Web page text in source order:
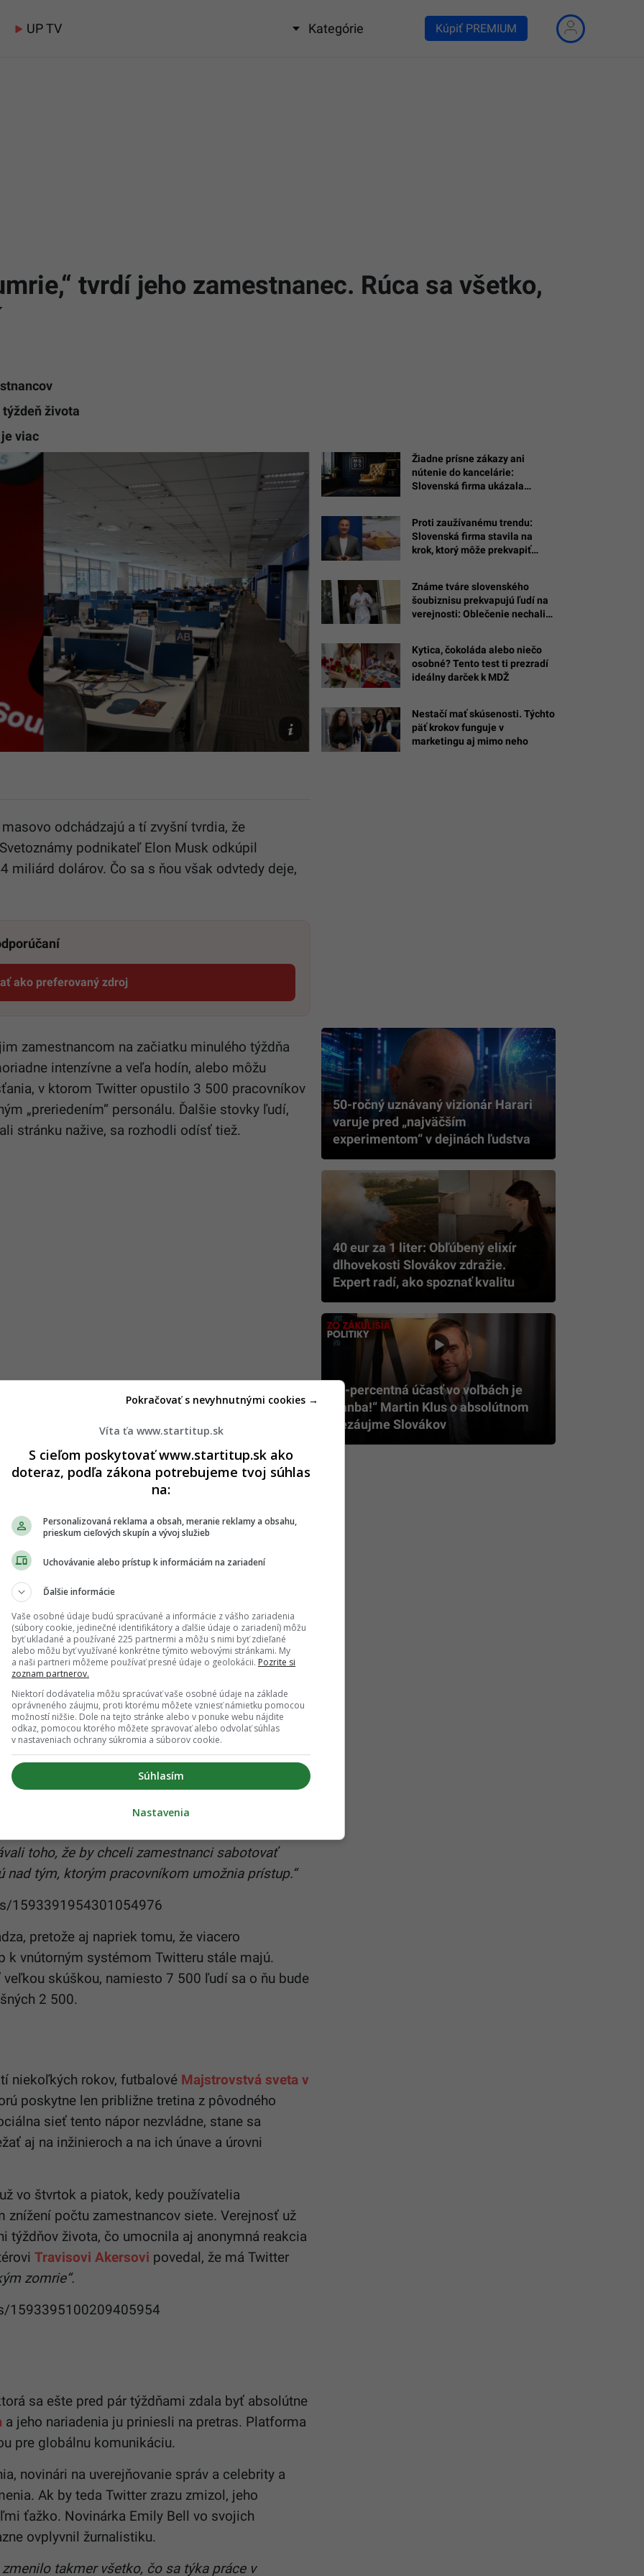
UP TV Kategórie Kúpiť PREMIUM
tvrdí jeho zamestnanec. Rúca sa všetko,
života
viac
Ilustračný
Unsplash/Brett
Unsplash/Eduardo
Alexandre
odchádzajú a tí zvyšní tvrdia, že
podnikateľ Elon Musk odkúpil
miliárd dolárov. Čo sa s ňou však odvtedy deje,
ako preferovaný zdroj
Startitup, odkaz sa otvorí v novom okne
zamestnancom na začiatku minulého týždňa
intenzívne a veľa hodín, alebo môžu
v ktorom Twitter opustilo 3 500 pracovníkov
„preriedením“ personálu. Ďalšie stovky ľudí,
stránku nažive, sa rozhodli odísť tiež.
miliardárov, Elon Musk sa v ňom v súčasnosti s
na prvom mieste. Majiteľ Twitteru sa
zaviesť rázne zmeny. Pokiaľ zamestnanci nemali
z kancelárie.
sa rozpadá Twitter: Zamestnanci sa vzbúrili,
výpovede originálnym spôsobom
sa kancelárie spoločnosti zatvorili, čím bolo
Novinka vyšla na povrch len pár dní pred
počas ktorých bola sociálna sieť počas
toho, že by chceli zamestnanci sabotovať
tým, ktorým pracovníkom umožnia prístup.“
1593391954301054976
pretože aj napriek tomu, že viacero
k vnútorným systémom Twitteru stále majú.
skúškou, namiesto 7 500 ľudí sa o ňu bude
2 500.
niekoľkých rokov, futbalové Majstrovstvá sveta v
poskytne len približne tretina z pôvodného
sieť tento nápor nezvládne, stane sa
aj na inžinieroch a na ich únave a úrovni
vo štvrtok a piatok, kedy používatelia
znížení počtu zamestnancov siete. Verejnosť už
týždňov života, čo umocnila aj anonymná reakcia
Travisovi Akersovi povedal, že má Twitter
zomrie“.
1593395100209405954
sa ešte pred pár týždňami zdala byť absolútne
a jeho nariadenia ju priniesli na pretras. Platforma
pre globálnu komunikáciu.
novinári na uverejňovanie správ a celebrity a
Ak by teda Twitter zrazu zmizol, jeho
ťažko. Novinárka Emily Bell vo svojich
ovplyvnil žurnalistiku.
takmer všetko, čo sa týka práce v
Žiadne prísne zákazy ani
nútenie do kancelárie:
Slovenská firma ukázala
Proti zaužívanému trendu:
Slovenská firma stavila na
krok, ktorý môže prekvapiť
Známe tváre slovenského
šoubiznisu prekvapujú ľudí na
verejnosti: Oblečenie nechali
Kytica, čokoláda alebo niečo
osobné? Tento test ti prezradí
ideálny darček k MDŽ
Nestačí mať skúsenosti. Týchto
päť krokov funguje v
marketingu aj mimo neho
50-ročný uznávaný vizionár Harari
varuje pred „najväčším
experimentom“ v dejinách ľudstva
40 eur za 1 liter: Obľúbený elixír
dlhovekosti Slovákov zdražie.
Expert radí, ako spoznať kvalitu
„6-percentná účasť vo voľbách je
hanba!“ Martin Klus o absolútnom
nezáujme Slovákov
Víta ťa www.startitup.sk
S cieľom poskytovať www.startitup.sk ako
doteraz, podľa zákona potrebujeme tvoj súhlas
na:
Personalizovaná reklama a obsah, meranie reklamy a obsahu,
prieskum cieľových skupín a vývoj služieb
Uchovávanie alebo prístup k informáciám na zariadení
Ďalšie informácie
Vaše osobné údaje budú spracúvané a informácie z vášho zariadenia
(súbory cookie, jedinečné identifikátory a ďalšie údaje o zariadení) môžu
byť ukladané a používané 225 partnermi a môžu s nimi byť zdieľané
alebo môžu byť využívané konkrétne týmito webovými stránkami. My
a naši partneri môžeme používať presné údaje o geolokácii. Pozrite si
zoznam partnerov.
Niektorí dodávatelia môžu spracúvať vaše osobné údaje na základe
oprávneného záujmu, proti ktorému môžete vzniesť námietku pomocou
možností nižšie. Dole na tejto stránke alebo v ponuke webu nájdite
odkaz, pomocou ktorého môžete spravovať alebo odvolať súhlas
v nastaveniach ochrany súkromia a súborov cookie.
Súhlasím
Pokračovať s nevyhnutnými cookies →
Nastavenia